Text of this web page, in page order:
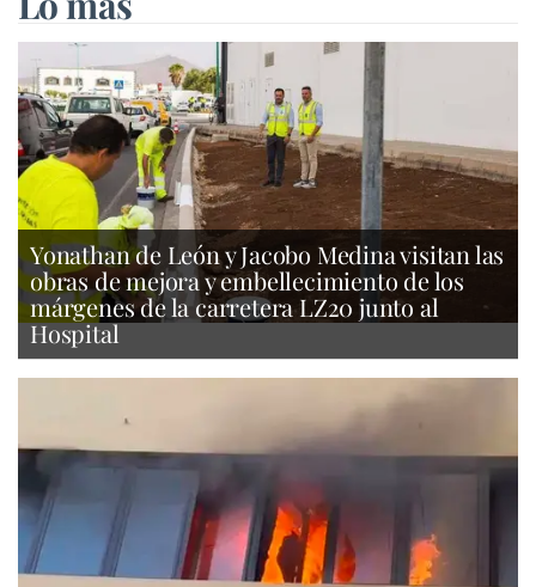
Yonathan de León y Jacobo Medina visitan las
obras de mejora y embellecimiento de los
márgenes de la carretera LZ20 junto al
Hospital